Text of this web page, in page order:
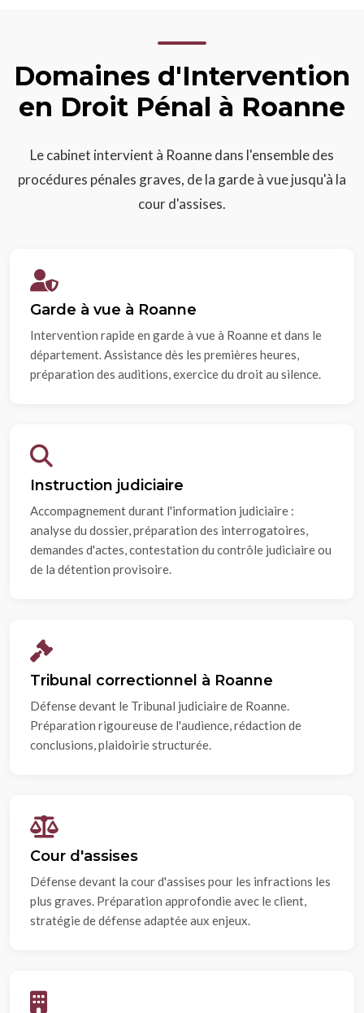
Domaines d'Intervention
en Droit Pénal à Roanne
Le cabinet intervient à Roanne dans l'ensemble des
procédures pénales graves, de la garde à vue jusqu'à la
cour d'assises.
Garde à vue à Roanne
Intervention rapide en garde à vue à Roanne et dans le
département. Assistance dès les premières heures,
préparation des auditions, exercice du droit au silence.
Instruction judiciaire
Accompagnement durant l'information judiciaire :
analyse du dossier, préparation des interrogatoires,
demandes d'actes, contestation du contrôle judiciaire ou
de la détention provisoire.
Tribunal correctionnel à Roanne
Défense devant le Tribunal judiciaire de Roanne.
Préparation rigoureuse de l'audience, rédaction de
conclusions, plaidoirie structurée.
Cour d'assises
Défense devant la cour d'assises pour les infractions les
plus graves. Préparation approfondie avec le client,
stratégie de défense adaptée aux enjeux.